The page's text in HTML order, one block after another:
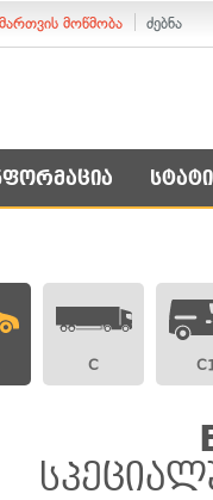
მართვის მოწმობა ძებნა
C